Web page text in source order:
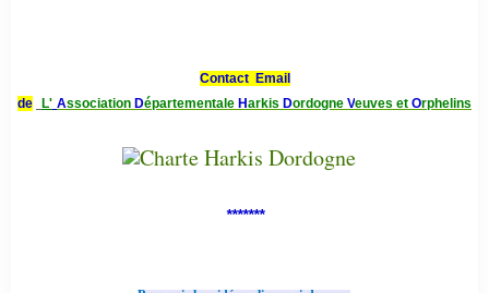
Contact Email
de
L' Association Départementale Harkis Dordogne Veuves et Orphelins
*******